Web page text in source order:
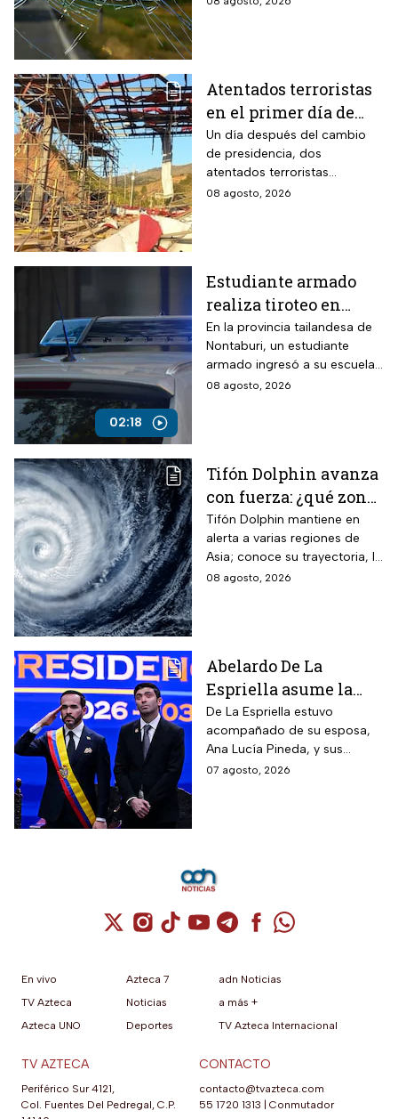
Atentados terroristas
en el primer día de
presidencia de
Abelardo De la
Espriella en Colombia
Un día después del cambio
de presidencia, dos
atentados terroristas
ocurrieron en Colombia
08 agosto, 2026
02:18
Estudiante armado
realiza tiroteo en
escuela de Tailandia
En la provincia tailandesa de
Nontaburi, un estudiante
armado ingresó a su escuela
y abrió fuego contra
08 agosto, 2026
Tifón Dolphin avanza
con fuerza: ¿qué zonas
están en alerta?
Tifón Dolphin mantiene en
alerta a varias regiones de
Asia; conoce su trayectoria, la
fuerza de sus vientos y qué se
08 agosto, 2026
Abelardo De La
Espriella asume la
presidencia de
Colombia; así fue su
atípica investidura en
Cali
De La Espriella estuvo
acompañado de su esposa,
Ana Lucía Pineda, y sus
cuatro hijos, además de los
07 agosto, 2026
Cuenta de X / Twitter (se abre en una
Cuenta de Instagram (se abre en una
Cuenta de TikTok (se abre en
Cuenta de YouTube (se abre
Cuenta de Telegram (se
Cuenta de
Cuenta de
En vivo
TV Azteca
Azteca UNO
Azteca 7
Noticias
Deportes
adn Noticias
a más +
TV Azteca Internacional
TV AZTECA
Periférico Sur 4121,
Col. Fuentes Del Pedregal, C.P.
CONTACTO
contacto@tvazteca.com
55 1720 1313
Conmutador